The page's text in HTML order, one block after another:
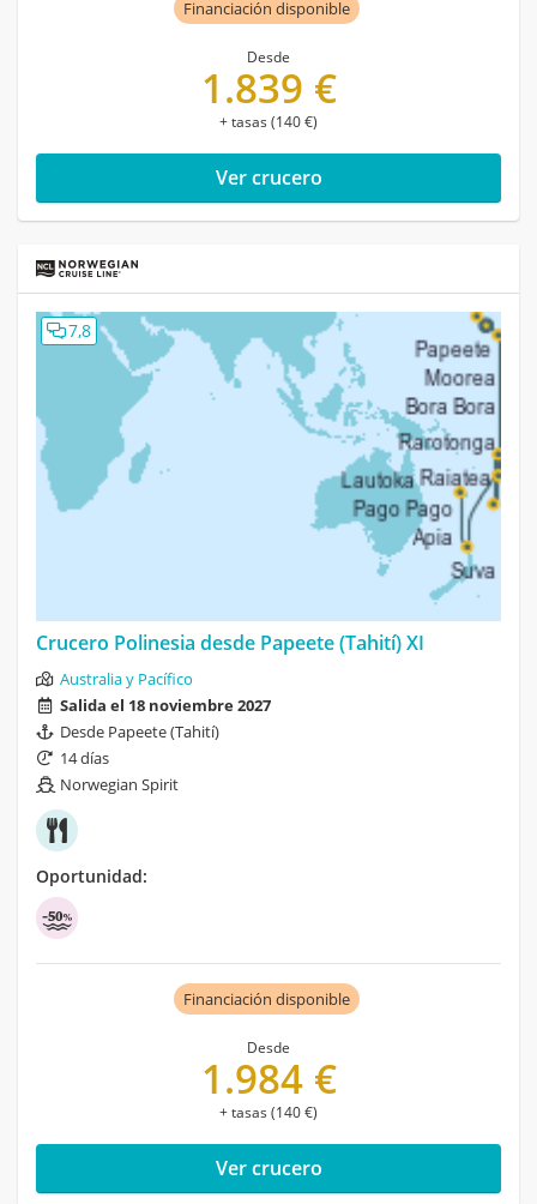
Financiación disponible
Desde
1.839 €
+ tasas (140 €)
Ver crucero
7,8
Crucero Polinesia desde Papeete (Tahití) XI
Australia y Pacífico
Salida el 18 noviembre 2027
Desde Papeete (Tahití)
14 días
Norwegian Spirit
Oportunidad:
Financiación disponible
Desde
1.984 €
+ tasas (140 €)
Ver crucero